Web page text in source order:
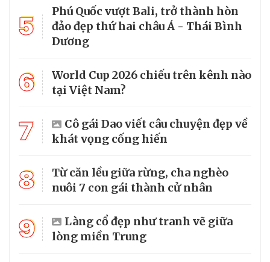
5
Phú Quốc vượt Bali, trở thành hòn
đảo đẹp thứ hai châu Á - Thái Bình
Dương
6
World Cup 2026 chiếu trên kênh nào
tại Việt Nam?
7
Cô gái Dao viết câu chuyện đẹp về
khát vọng cống hiến
8
Từ căn lều giữa rừng, cha nghèo
nuôi 7 con gái thành cử nhân
9
Làng cổ đẹp như tranh vẽ giữa
lòng miền Trung